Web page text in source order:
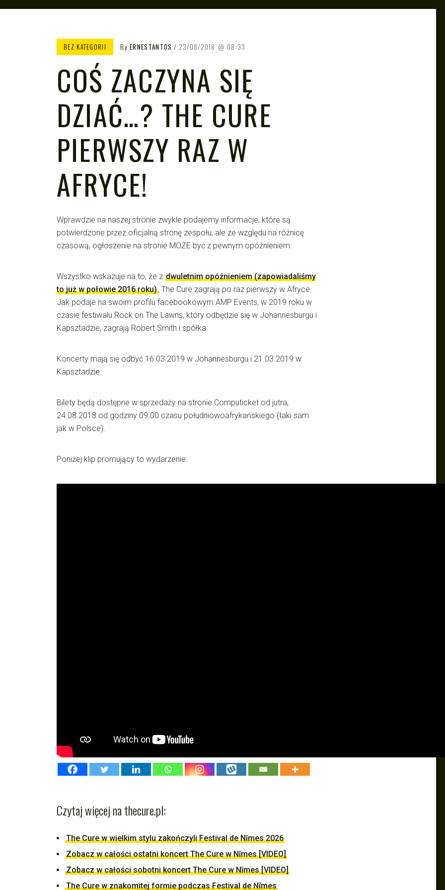
BEZ KATEGORII ByERNESTANTOS 23/08/2018 08:33
COŚ ZACZYNA SIĘ
DZIAĆ…? THE CURE
PIERWSZY RAZ W
AFRYCE!
Wprawdzie na naszej stronie zwykle podajemy informacje, które są
potwierdzone przez oficjalną stronę zespołu, ale ze względu na różnicę
czasową, ogłoszenie na stronie MOŻE być z pewnym opóźnieniem.
Wszystko wskazuje na to, że z dwuletnim opóźnieniem (zapowiadaliśmy
to już w połowie 2016 roku), The Cure zagrają po raz pierwszy w Afryce.
Jak podaje na swoim profilu facebookowym AMP Events, w 2019 roku w
czasie festiwalu Rock on The Lawns, który odbędzie się w Johannesburgu i
Kapsztadzie, zagrają Robert Smith i spółka.
Koncerty mają się odbyć 16.03.2019 w Johannesburgu i 21.03.2019 w
Kapsztadzie.
Bilety będą dostępne w sprzedaży na stronie Computicket od jutra,
24.08.2018 od godziny 09.00 czasu południowoafrykańskiego (taki sam
jak w Polsce).
Poniżej klip promujący to wydarzenie:
Czytaj więcej na thecure.pl:
The Cure w wielkim stylu zakończyli Festival de Nîmes 2026
Zobacz w całości ostatni koncert The Cure w Nîmes [VIDEO]
Zobacz w całości sobotni koncert The Cure w Nîmes [VIDEO]
The Cure w znakomitej formie podczas Festival de Nîmes